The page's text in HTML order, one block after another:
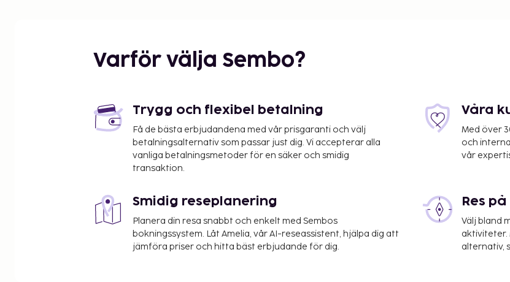
Pont de Bir-Hakeim - 5,8 km
Saint-Germain-des-Pres kloster - 5,9 km
Närmaste flygplatser är:
Orly Airport (ORY) - 14,8 km
Roissy - Charles de Gaulle Airport (CDG) - 43,3 km
Paris (BVA-Beauvais) - 94,4 km
Avgiftsfri parkering erbjuds på plats.
Du kommer att ombes att betala följande avgifter på boendet –
avgifterna kan inkludera tillämpliga skatter:
Varför välja Sembo?
Trygg och flexibel betalning
Få de bästa erbjudandena med vår prisgaranti och välj
betalningsalternativ som passar just dig. Vi accepterar alla
vanliga betalningsmetoder för en säker och smidig
transaktion.
Våra
Med över
och
vår
Smidig reseplanering
Planera din resa snabbt och enkelt med Sembos
bokningssystem. Låt Amelia, vår AI-reseassistent, hjälpa dig att
jämföra priser och hitta bäst erbjudande för dig.
Res
Välj bland
aktiviteter.
alternativ,